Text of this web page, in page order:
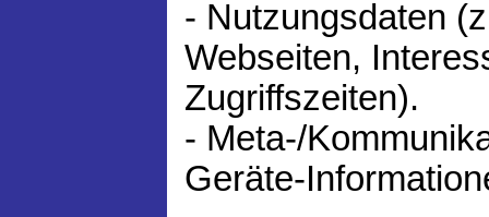
- Nutzungsdaten
Webseiten,
Zugriffszeiten).
- Meta-/
Geräte-